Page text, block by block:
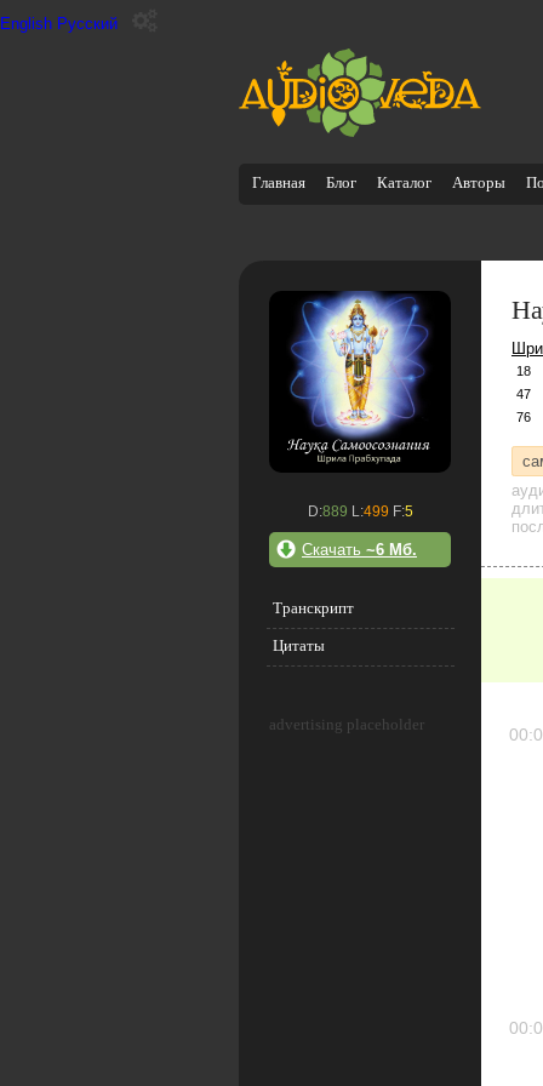
English Русский
Главная Блог Каталог Авторы
D:889 L:499 F:5
Скачать ~6 Мб.
Транскрипт
Цитаты
advertising placeholder
18
47
76